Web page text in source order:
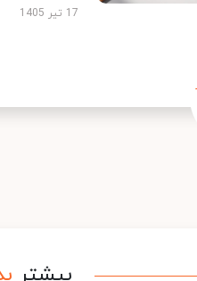
17 تیر 1405